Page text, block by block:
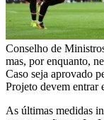
Conselho de
mas, por enquanto,
Caso seja aprovado
Projeto devem entrar
As últimas medidas